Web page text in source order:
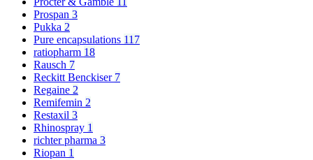
Prospan 3
Pukka 2
Pure encapsulations 117
ratiopharm 18
Rausch 7
Reckitt Benckiser 7
Regaine 2
Remifemin 2
Restaxil 3
Rhinospray 1
richter pharma 3
Riopan 1